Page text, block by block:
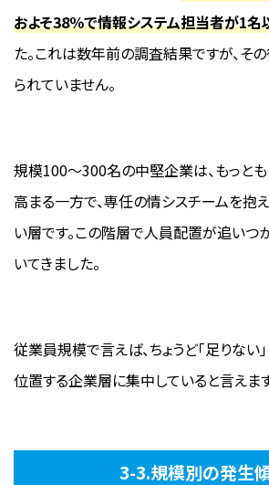
およそ38％で情報システム担当者が1名
た。これは数年前の調査結果ですが、そ
られていません。
規模100〜300名の中堅企業は、もっと
高まる一方で、専任の情シスチームを抱
い層です。この階層で人員配置が追いつ
いてきました。
従業員規模で言えば、ちょうど「足りない
位置する企業層に集中していると言えます
3-3.規模別の発生